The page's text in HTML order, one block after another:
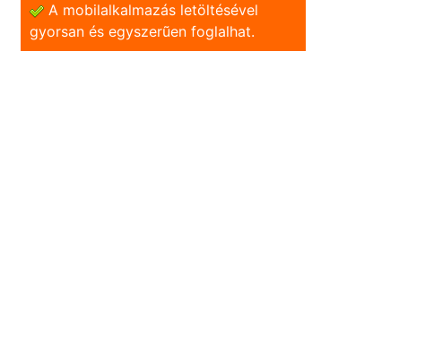
A mobilalkalmazás letöltésével
gyorsan és egyszerũen foglalhat.